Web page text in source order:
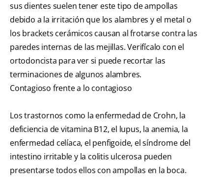
sus dientes suelen tener este tipo de ampollas
debido a la irritación que los alambres y el metal o
los brackets cerámicos causan al frotarse contra las
paredes internas de las mejillas. Verifícalo con el
ortodoncista para ver si puede recortar las
terminaciones de algunos alambres.
Contagioso frente a lo contagioso
Los trastornos como la enfermedad de Crohn, la
deficiencia de vitamina B12, el lupus, la anemia, la
enfermedad celíaca, el penfigoide, el síndrome del
intestino irritable y la colitis ulcerosa pueden
presentarse todos ellos con ampollas en la boca.